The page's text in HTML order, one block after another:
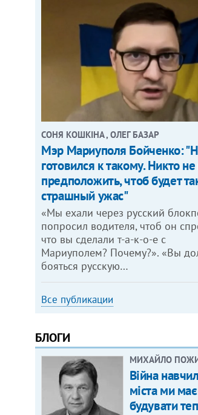
СОНЯ КОШКІНА , ОЛЕГ БАЗАР
Мэр Мариуполя Бойченко:
готовился к такому. Никто
предположить, чтоб будет
страшный ужас"
«Мы ехали через русский
попросил водителя, чтоб он
что вы сделали т-а-к-о-е с
Мариуполем? Почему?». «Вы
бояться русскую…
Все публикации
БЛОГИ
МИХАЙЛО
Війна
міста ми
будувати